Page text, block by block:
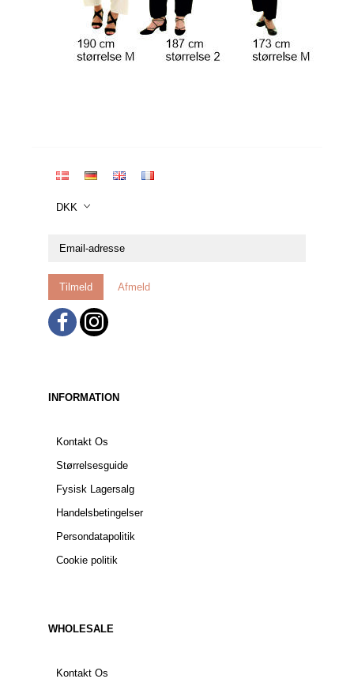
DKK
Email-
Tilmeld Afmeld
INFORMATION
Kontakt Os
Størrelsesguide
Fysisk Lagersalg
Handelsbetingelser
Persondatapolitik
Cookie politik
WHOLESALE
Kontakt Os